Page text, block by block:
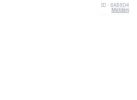
ID · 8AB8D4
Melden